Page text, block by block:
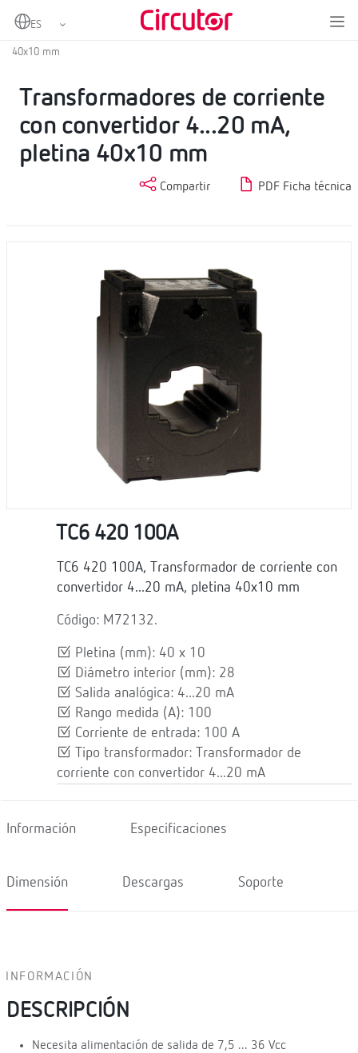
Home
Transformadores de corriente con convertidor
40x10 mm
Transformadores de corriente
con convertidor 4...20 mA,
pletina 40x10 mm
Compartir PDF Ficha técnica
TC6 420 100A
TC6 420 100A, Transformador de corriente con
convertidor 4...20 mA, pletina 40x10 mm
Código: M72132.
Pletina (mm): 40 x 10
Diámetro interior (mm): 28
Salida analógica: 4...20 mA
Rango medida (A): 100
Corriente de entrada: 100 A
Tipo transformador: Transformador de
corriente con convertidor 4...20 mA
Información Especificaciones
Dimensión Descargas Soporte
INFORMACIÓN
DESCRIPCIÓN
Necesita alimentación de salida de 7,5 ... 36 Vcc